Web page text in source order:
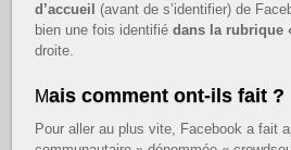
d’accueil (avant de s’identifier) de
bien une fois identifiédans la rubrique
droite.
Mais comment ont-ils fait ?
Pour aller au plus vite, Facebook a fait